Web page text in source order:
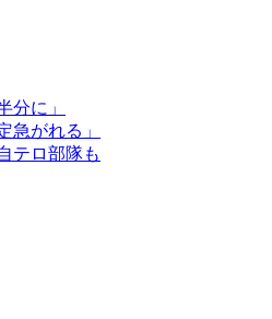
分に」
急がれる」
テロ部隊も